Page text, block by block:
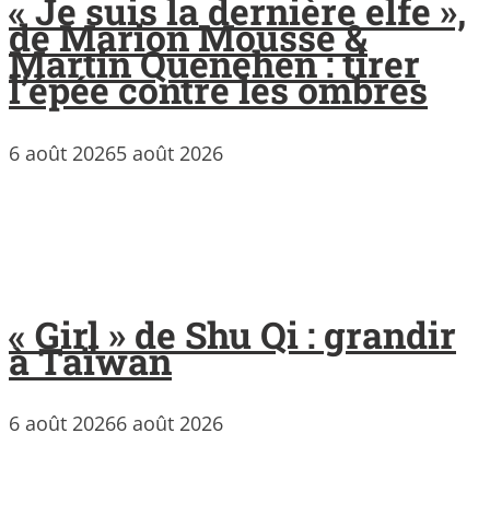
« Je suis la dernière elfe »,
de Marion Mousse &
Martin Quenehen : tirer
l’épée contre les ombres
6 août 20265 août 2026
« Girl » de Shu Qi : grandir
à Taïwan
6 août 20266 août 2026